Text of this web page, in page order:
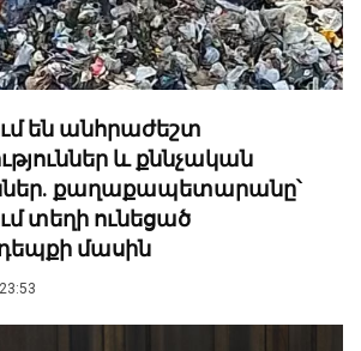
են անհրաժեշտ
և քննչական
քաղաքապետարանը՝
տեղի ունեցած
մասին